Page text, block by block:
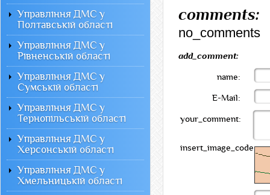
comments:
no_comments
add_comment:
name:
E-Mail:
your_comment:
insert_image_code:
Управління ДМС у
Полтавській області
Управління ДМС у
Рівненській області
Управління ДМС у
Сумській області
Управління ДМС у
Тернопільській області
Управління ДМС у
Херсонській області
Управління ДМС у
Хмельницькій області